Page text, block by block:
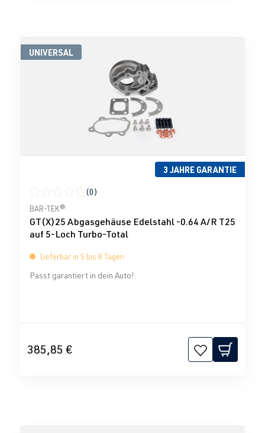
UNIVERSAL
3 JAHRE GARANTIE
Durchschnittliche Bewertung von 0 von 5 Sternen
(0)
BAR-TEK®
GT(X)25 Abgasgehäuse Edelstahl -0.64 A/R T25
auf 5-Loch Turbo-Total
Lieferbar in 5 bis 8 Tagen
Passt garantiert in dein Auto!
385,85 €